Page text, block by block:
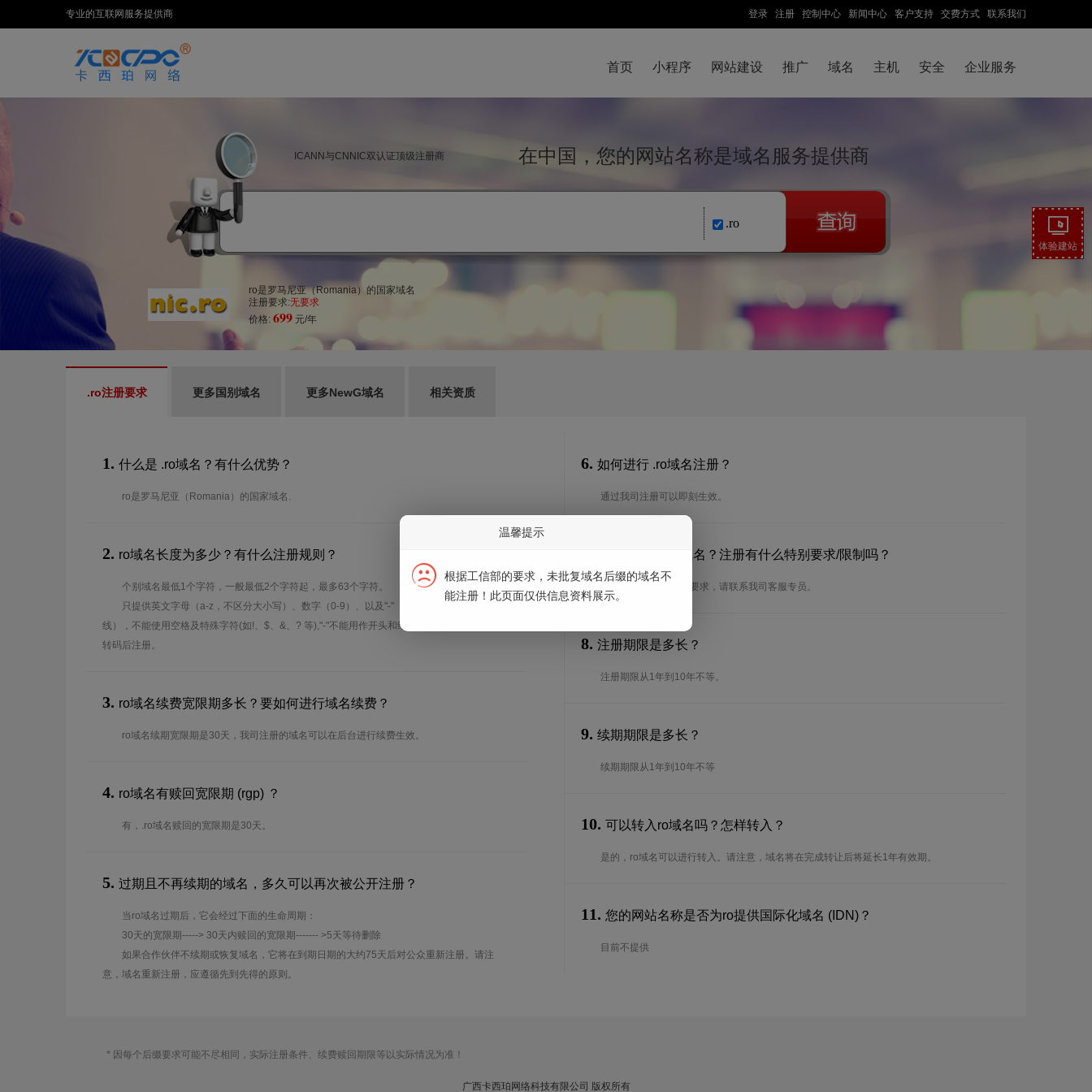
专业的互联网服务提供商 登录 注册 控制中心 新闻中心 客户支持 交费方式 联系我们
首页 小程序 网站建设 推广 域名 主机 安全 企业服务
ICANN与CNNIC双认证顶级注册商 在中国，您的网站名称是域名服务提供商
.ro
ro是罗马尼亚（Romania）的国家域名
注册要求:无要求
价格: 699 元/年
.ro注册要求 更多国别域名 更多NewG域名 相关资质
1. 什么是 .ro域名？有什么优势？
ro是罗马尼亚（Romania）的国家域名.
2. ro域名长度为多少？有什么注册规则？
个别域名最低1个字符，一般最低2个字符起，最多63个字符。
只提供英文字母（a-z，不区分大小写）、数字（0-9）、以及"-"（英文中的连词号，即中横
线），不能使用空格及特殊字符(如!、$、&、? 等),"-"不能用作开头和结尾。注*中文域名实际是
转码后注册。
3. ro域名续费宽限期多长？要如何进行域名续费？
ro域名续期宽限期是30天，我司注册的域名可以在后台进行续费生效。
4. ro域名有赎回宽限期 (rgp) ？
有，.ro域名赎回的宽限期是30天。
5. 过期且不再续期的域名，多久可以再次被公开注册？
当ro域名过期后，它会经过下面的生命周期：
30天的宽限期-----> 30天内赎回的宽限期------- >5天等待删除
如果合作伙伴不续期或恢复域名，它将在到期日期的大约75天后对公众重新注册。请注
意，域名重新注册，应遵循先到先得的原则。
6. 如何进行 .ro域名注册？
通过我司注册可以即刻生效。
谁可以注册 .ro域名？注册有什么特别要求/限制吗？
想了解.ro域名的注册要求，请联系我司客服专员。
8. 注册期限是多长？
注册期限从1年到10年不等。
9. 续期期限是多长？
续期期限从1年到10年不等
10. 可以转入ro域名吗？怎样转入？
是的，ro域名可以进行转入。请注意，域名将在完成转让后将延长1年有效期。
11. 您的网站名称是否为ro提供国际化域名 (IDN)？
目前不提供
* 因每个后缀要求可能不尽相同，实际注册条件、续费赎回期限等以实际情况为准！
广西卡西珀网络科技有限公司 版权所有
体验建站
温馨提示
根据工信部的要求，未批复域名后缀的域名不
能注册！此页面仅供信息资料展示。